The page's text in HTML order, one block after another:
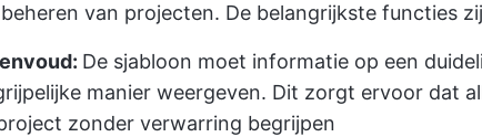
van projecten. De belangrijkste functies
De sjabloon moet informatie op een
manier weergeven. Dit zorgt ervoor dat
zonder verwarring begrijpen